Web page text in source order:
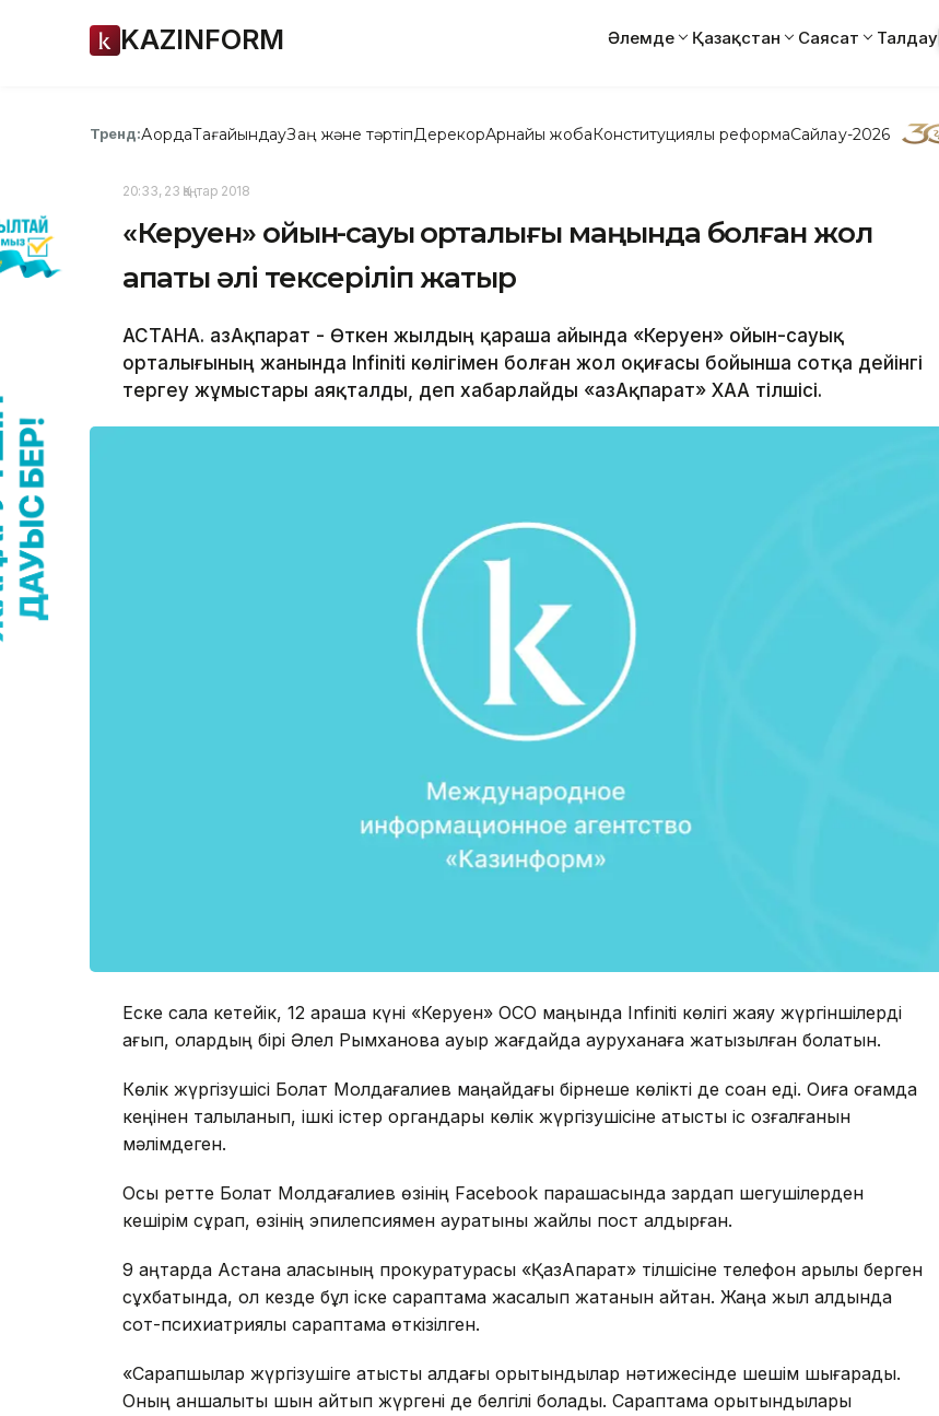
KAZINFORM Әлемде Қазақстан Саясат Талдау
Тренд:АқордаТағайындауЗаң және тәртіпДерекқорАрнайы жобаКонституциялық реформаСайлау-2026
20:33, 23 Қаңтар 2018
«Керуен» ойын-сауық орталығы маңында болған жол
апаты әлі тексеріліп жатыр
АСТАНА. ҚазАқпарат - Өткен жылдың қараша айында «Керуен» ойын-сауық
орталығының жанында Infiniti көлігімен болған жол оқиғасы бойынша сотқа дейінгі
тергеу жұмыстары аяқталды, деп хабарлайды «ҚазАқпарат» ХАА тілшісі.
Еске сала кетейік, 12 қараша күні «Керуен» ОСО маңында Infiniti көлігі жаяу жүргіншілерді
қағып, олардың бірі Әлел Рымханова ауыр жағдайда ауруханаға жатқызылған болатын.
Көлік жүргізушісі Болат Молдағалиев маңайдағы бірнеше көлікті де соққан еді. Оқиға қоғамда
кеңінен талқыланып, ішкі істер органдары көлік жүргізушісіне қатысты іс қозғалғанын
мәлімдеген.
Осы ретте Болат Молдағалиев өзінің Facebook парақшасында зардап шегушілерден
кешірім сұрап, өзінің эпилепсиямен ауратыны жайлы пост қалдырған.
9 қаңтарда Астана қаласының прокуратурасы «ҚазАқпарат» тілшісіне телефон арқылы берген
сұхбатында, ол кезде бұл іске сараптама жасалып жатқанын айтқан. Жаңа жыл алдында
сот-психиатриялық сараптама өткізілген.
«Сарапшылар жүргізушіге қатысты алдағы қорытындылар нәтижесінде шешім шығарады.
Оның қаншалықты шын айтып жүргені де белгілі болады. Сараптама қорытындылары